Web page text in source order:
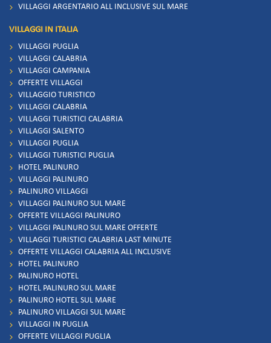
VILLAGGI ARGENTARIO ALL INCLUSIVE SUL MARE
VILLAGGI IN ITALIA
VILLAGGI PUGLIA
VILLAGGI CALABRIA
VILLAGGI CAMPANIA
OFFERTE VILLAGGI
VILLAGGIO TURISTICO
VILLAGGI CALABRIA
VILLAGGI TURISTICI CALABRIA
VILLAGGI SALENTO
VILLAGGI PUGLIA
VILLAGGI TURISTICI PUGLIA
HOTEL PALINURO
VILLAGGI PALINURO
PALINURO VILLAGGI
VILLAGGI PALINURO SUL MARE
OFFERTE VILLAGGI PALINURO
VILLAGGI PALINURO SUL MARE OFFERTE
VILLAGGI TURISTICI CALABRIA LAST MINUTE
OFFERTE VILLAGGI CALABRIA ALL INCLUSIVE
HOTEL PALINURO
PALINURO HOTEL
HOTEL PALINURO SUL MARE
PALINURO HOTEL SUL MARE
PALINURO VILLAGGI SUL MARE
VILLAGGI IN PUGLIA
OFFERTE VILLAGGI PUGLIA